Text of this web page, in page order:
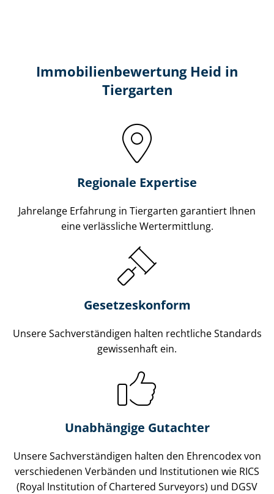
Immobilien­bewertung Heid in
Tiergarten
Regionale Expertise
Jahrelange Erfahrung in Tiergarten garantiert Ihnen
eine verlässliche Wertermittlung.
Gesetzes­konform
Unsere Sach­ver­stän­di­gen halten rechtliche Standards
gewissenhaft ein.
Unabhängige Gutachter
Unsere Sach­ver­stän­di­gen halten den Ehrencodex von
verschiedenen Verbänden und Institutionen wie RICS
(Royal Institution of Chartered Surveyors) und DGSV